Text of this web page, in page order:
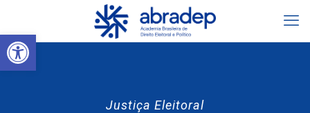
Abrir a barra de ferramentas
Justiça Eleitoral